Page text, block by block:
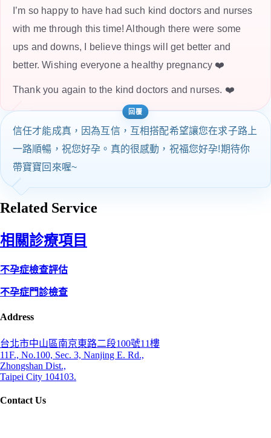
I’m so happy to have had such kind doctors and nurses
with me through this time! Although there were some
ups and downs, I believe things will get better and
better. Wishing everyone a healthy pregnancy ❤️
Thank you again to the kind doctors and nurses. ❤️
信任才能成真，因為互信，互相搭配希望讓您在求子路上
一路順暢，祝您好孕。真的很感動，祝福您好孕!期待你
帶寶寶回來喔~
Related Service
相關診療項目
不孕症檢查評估
不孕症門診檢查
Address
台北市中山區南京東路二段100號11樓
11F., No.100, Sec. 3, Nanjing E. Rd.,
Zhongshan Dist.,
Taipei City 104103.
Contact Us